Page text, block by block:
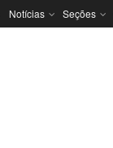
Notícias Seções